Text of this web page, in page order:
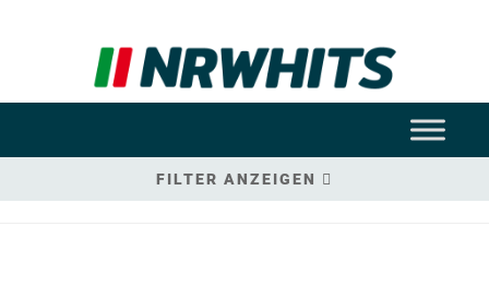
FILTER ANZEIGEN